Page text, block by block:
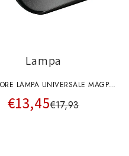
Lampa
LAMPA UNIVERSALE MAGPRO
DUOLOCK
€13,45€17,93